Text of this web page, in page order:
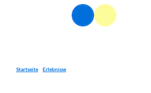
Suche Menü
Startseite Erlebnisse